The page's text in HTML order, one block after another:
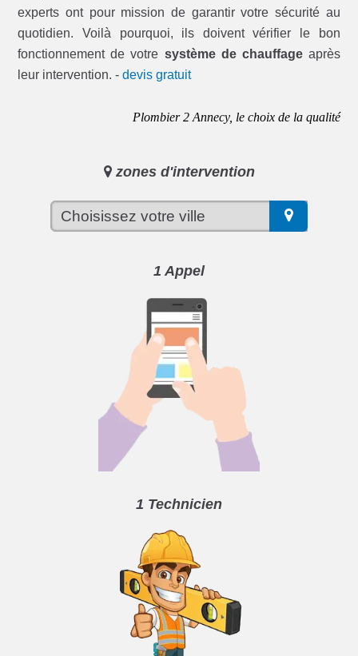
experts ont pour mission de garantir votre sécurité au
quotidien. Voilà pourquoi, ils doivent vérifier le bon
fonctionnement de votre système de chauffageaprès
leur intervention. -devis gratuit
Plombier 2 Annecy, le choix de la qualité
zones d'intervention
1 Appel
1 Technicien